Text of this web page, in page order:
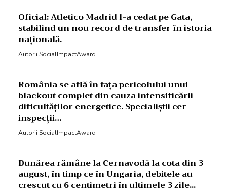
Oficial: Atletico Madrid l-a cedat pe Gata,
stabilind un nou record de transfer în istoria
națională.
Autorii SocialImpactAward
România se află în fața pericolului unui
blackout complet din cauza intensificării
dificultăților energetice. Specialiștii cer
inspecții…
Autorii SocialImpactAward
Dunărea rămâne la Cernavodă la cota din 3
august, în timp ce în Ungaria, debitele au
crescut cu 6 centimetri în ultimele 3 zile...